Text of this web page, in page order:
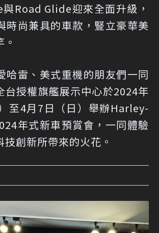
Road Glide迎來全面升級，
時尚兼具的車款，豎立豪華美
哈雷、美式重機的朋友們一同
台授權旗艦展示中心於2024年
至4月7日（日）舉辦Harley-
年式新車預賞會，一同體驗
創新所帶來的火花。